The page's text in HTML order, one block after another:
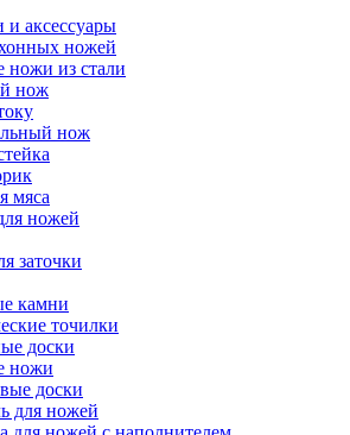
аксессуары
ножей
ножи из стали
нож
нож
мяса
ножей
заточки
камни
точилки
доски
ножи
доски
для ножей